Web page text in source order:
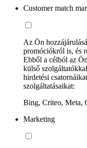
Customer match
Az Ön
promóciókról is, és
Ebből a célból az
külső
hirdetési
szolgáltatásaikat:
Bing, Criteo, Meta,
Marketing